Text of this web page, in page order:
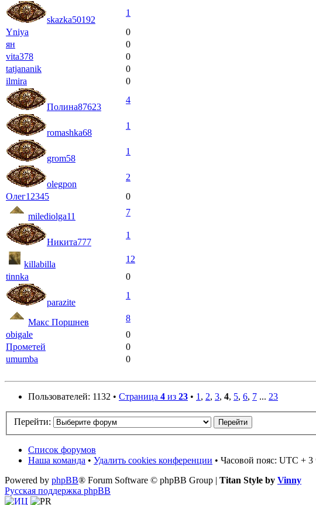
skazka50192
1
Yniya
0
ян
0
vita378
0
tatjananik
0
ilmira
0
Полина87623
4
romashka68
1
grom58
1
olegpon
2
Олег12345
0
milediolga11
7
Никита777
1
killabilla
12
tinnka
0
parazite
1
Макс Поршнев 8
obigale
0
Прометей
0
umumba
0
Пользователей: 1132 • Страница 4 из 23 • 1 , 2, 3, 4, 5, 6, 7 ... 23
Перейти:
Список форумов
Наша команда • Удалить cookies конференции • Часовой пояс: UTC +
Powered by phpBB® Forum Software © phpBB Group | Titan Style by Vinny
Русская поддержка phpBB